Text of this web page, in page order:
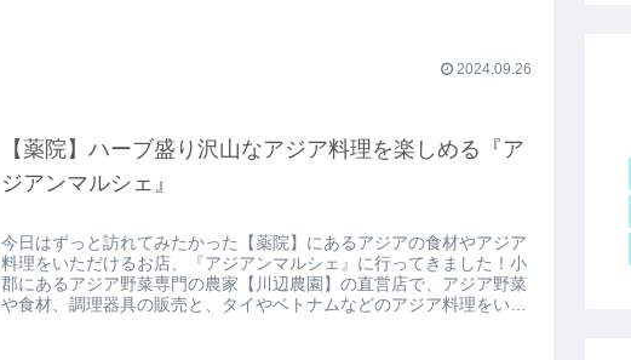
2024.09.26
【薬院】ハーブ盛り沢山なアジア料理を楽しめる『ア
ジアンマルシェ』
今日はずっと訪れてみたかった【薬院】にあるアジアの食材やアジア
料理をいただけるお店、『アジアンマルシェ』に行ってきました！小
郡にあるアジア野菜専門の農家【川辺農園】の直営店で、アジア野菜
や食材、調理器具の販売と、タイやベトナムなどのアジア料理をいた